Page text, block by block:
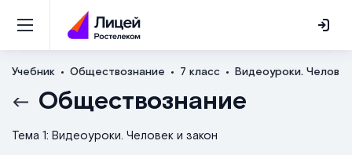
Учебник Обществознание 7 класс Видеоуроки.
Обществознание
Тема 1: Видеоуроки. Человек и закон